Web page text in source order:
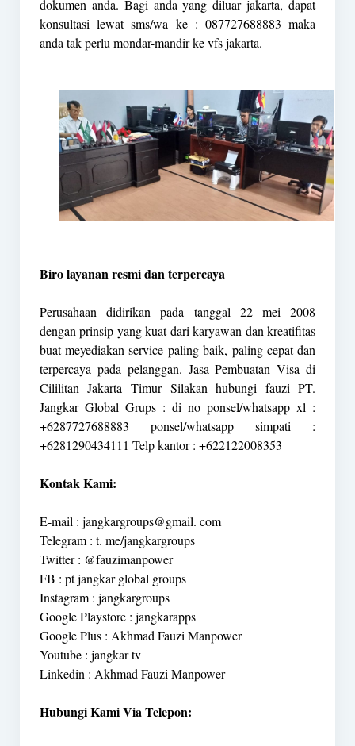
dokumen anda. Bagi anda yang diluar jakarta, dapat
konsultasi lewat sms/wa ke : 087727688883 maka
anda tak perlu mondar-mandir ke vfs jakarta.
Biro layanan resmi dan terpercaya
Perusahaan didirikan pada tanggal 22 mei 2008
dengan prinsip yang kuat dari karyawan dan kreatifitas
buat meyediakan service paling baik, paling cepat dan
terpercaya pada pelanggan. Jasa Pembuatan Visa di
Cililitan Jakarta Timur Silakan hubungi fauzi PT.
Jangkar Global Grups : di no ponsel/whatsapp xl :
+6287727688883 ponsel/whatsapp simpati :
+6281290434111 Telp kantor : +622122008353
Kontak Kami:
E-mail : jangkargroups@gmail. com
Telegram : t. me/jangkargroups
Twitter : @fauzimanpower
FB : pt jangkar global groups
Instagram : jangkargroups
Google Playstore : jangkarapps
Google Plus : Akhmad Fauzi Manpower
Youtube : jangkar tv
Linkedin : Akhmad Fauzi Manpower
Hubungi Kami Via Telepon: